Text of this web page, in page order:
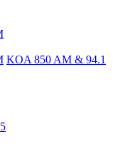
KOA 850 AM & 94.1